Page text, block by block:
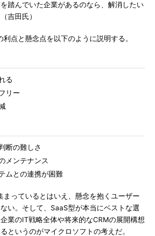
踏んでいた企業があるのなら、解消したい
吉田氏）
点と懸念点を以下のように説明する。
る
リー
断の難しさ
メンテナンス
ムとの連携が困難
っているとはいえ、懸念を抱くユーザー
い。そして、SaaS型が本当にベストな選
業のIT戦略全体や将来的なCRMの展開構想
というのがマイクロソフトの考えだ。